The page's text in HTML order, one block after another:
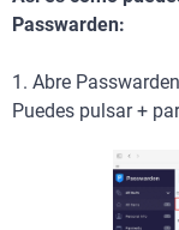
Passwarden:
1. Abre
Puedes pulsar +